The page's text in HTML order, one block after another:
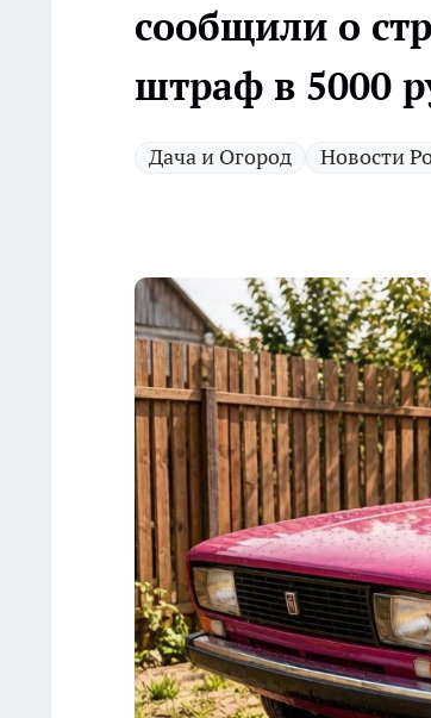
сообщили о
штраф в 5000
Дача и Огород Новости